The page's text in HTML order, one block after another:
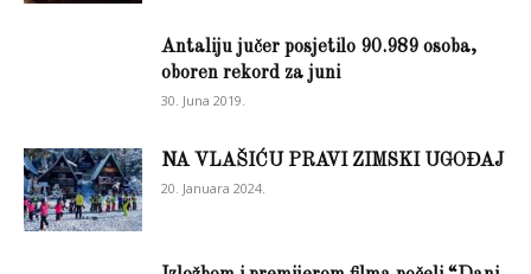
Antaliju jučer posjetilo 90.989 osoba,
oboren rekord za juni
30. Juna 2019.
NA VLAŠIĆU PRAVI ZIMSKI UGOĐAJ
20. Januara 2024.